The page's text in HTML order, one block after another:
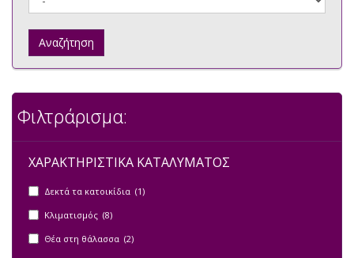
Αναζήτηση
Φιλτράρισμα:
ΧΑΡΑΚΤΗΡΙΣΤΙΚΑ ΚΑΤΑΛΥΜΑΤΟΣ
Δεκτά τα κατοικίδια (1)
Κλιματισμός (8)
Θέα στη θάλασσα (2)